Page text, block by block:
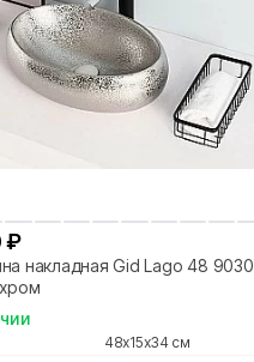
₽
накладная Gid Lago 48 9030s
48x15x34 см